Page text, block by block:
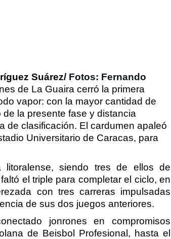
Suárez/ Fotos: Fernando
de La Guaira cerró la primera
vapor: con la mayor cantidad de
la presente fase y distancia
de clasificación. El cardumen apaleó
Universitario de Caracas, para
siendo tres de ellos de
el triple para completar el ciclo, en
con tres carreras impulsadas
de sus dos juegos anteriores.
jonrones en compromisos
de Beisbol Profesional, hasta el